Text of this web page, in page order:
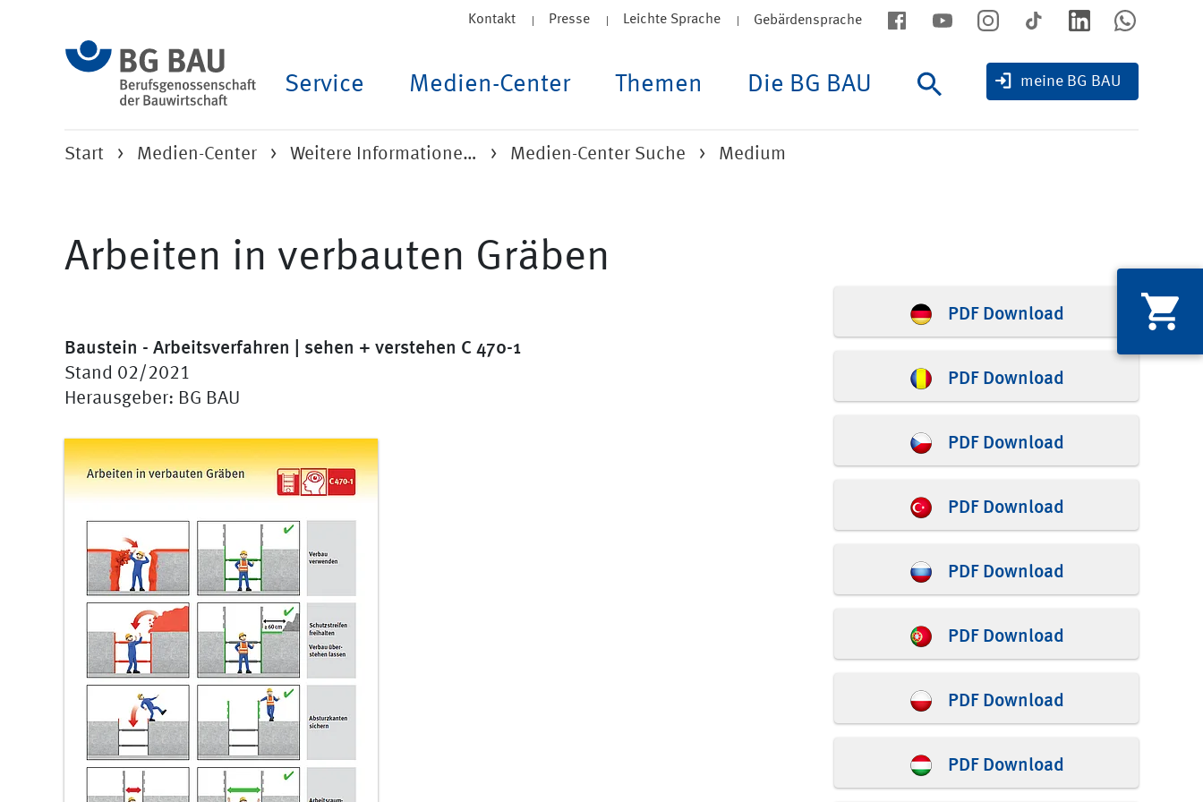
Kontakt Presse Leichte Sprache Gebärdensprache
Service Medien-Center Themen Die BG BAU Suche meine BG BAU
Start Medien-Center Weitere Informatione… Medien-Center Suche Medium
Arbeiten in verbauten Gräben
Baustein - Arbeitsverfahren | sehen + verstehen C 470-1
Stand 02/2021
Herausgeber: BG BAU
PDF Download
PDF Download
PDF Download
PDF Download
PDF Download
PDF Download
PDF Download
PDF Download